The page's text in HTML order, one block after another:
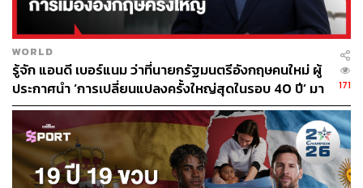
29
ABOUT THE AUTHOR
WORLD
รู้จัก แอนดี เบอร์แนม ว่าที่นายกรัฐมนตรีอังกฤษคนใหม่ ผู้
ประกาศนำ ‘การเปลี่ยนแปลงครั้งใหญ่สุดในรอบ 40 ปี’ มา
สู่การเมืองอังกฤษ
171